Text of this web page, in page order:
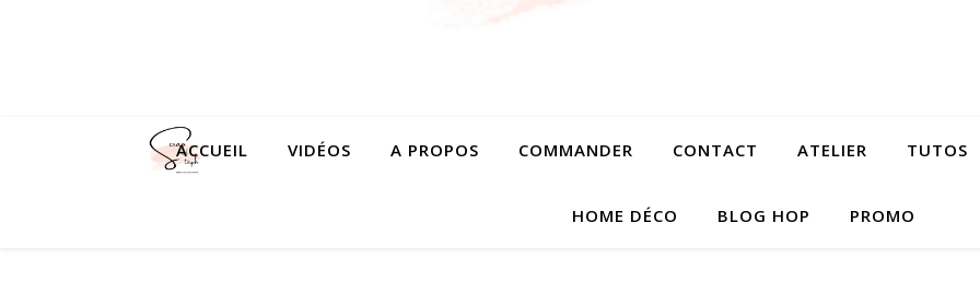
ACCUEIL VIDÉOS A PROPOS COMMANDER CONTACT ATELIER TUTOS
HOME DÉCO BLOG HOP PROMO